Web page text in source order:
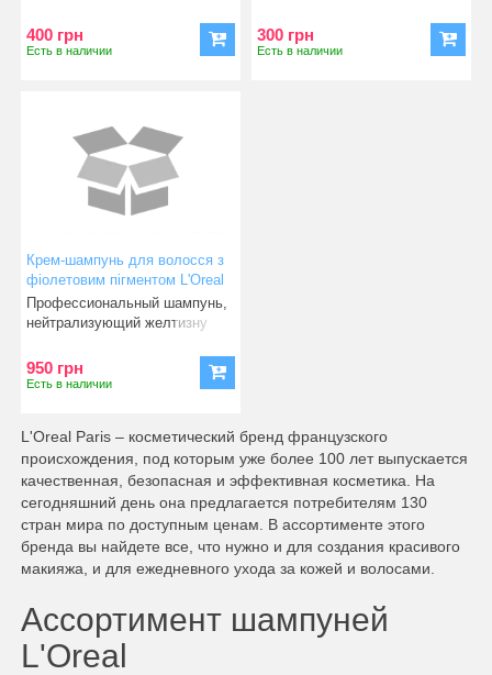
400 грн
Есть в наличии
300 грн
Есть в наличии
Крем-шампунь для волосся з
фіолетовим пігментом L'Oreal
Professionnel Serie Expert
Chroma Creme
Профессиональный шампунь,
нейтрализующий желтизну
950 грн
Есть в наличии
L'Oreal Paris – косметический бренд французского
происхождения, под которым уже более 100 лет выпускается
качественная, безопасная и эффективная косметика. На
сегодняшний день она предлагается потребителям 130
стран мира по доступным ценам. В ассортименте этого
бренда вы найдете все, что нужно и для создания красивого
макияжа, и для ежедневного ухода за кожей и волосами.
Ассортимент шампуней
L'Oreal